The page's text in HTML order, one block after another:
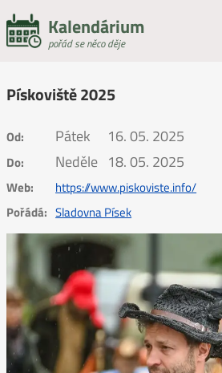
Kalendárium
pořád se něco děje
Pískoviště 2025
Od: Pátek 16. 05. 2025
Do: Neděle 18. 05. 2025
Web:
https://www.piskoviste.info/
Pořádá: Sladovna Písek